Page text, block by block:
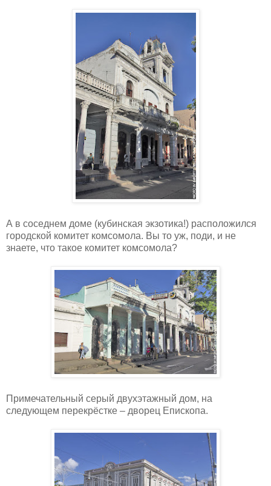
А в соседнем доме (кубинская экзотика!) расположился
городской комитет комсомола. Вы то уж, поди, и не
знаете, что такое комитет комсомола?
Примечательный серый двухэтажный дом, на
следующем перекрёстке – дворец Епископа.